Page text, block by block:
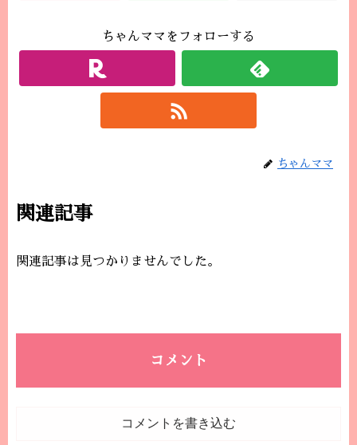
ちゃんママをフォローする
ちゃんママ
関連記事
関連記事は見つかりませんでした。
コメント
コメントを書き込む